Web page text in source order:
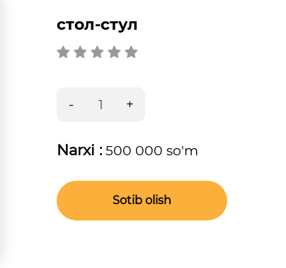
стол-стул
Narxi :500 000 so'm
Sotib olish